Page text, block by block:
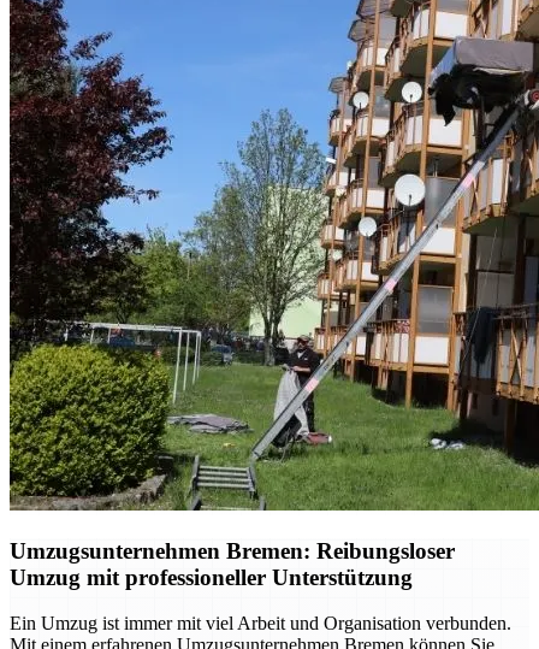
Umzugsunternehmen Bremen: Reibungsloser
Umzug mit professioneller Unterstützung
Ein Umzug ist immer mit viel Arbeit und Organisation verbunden.